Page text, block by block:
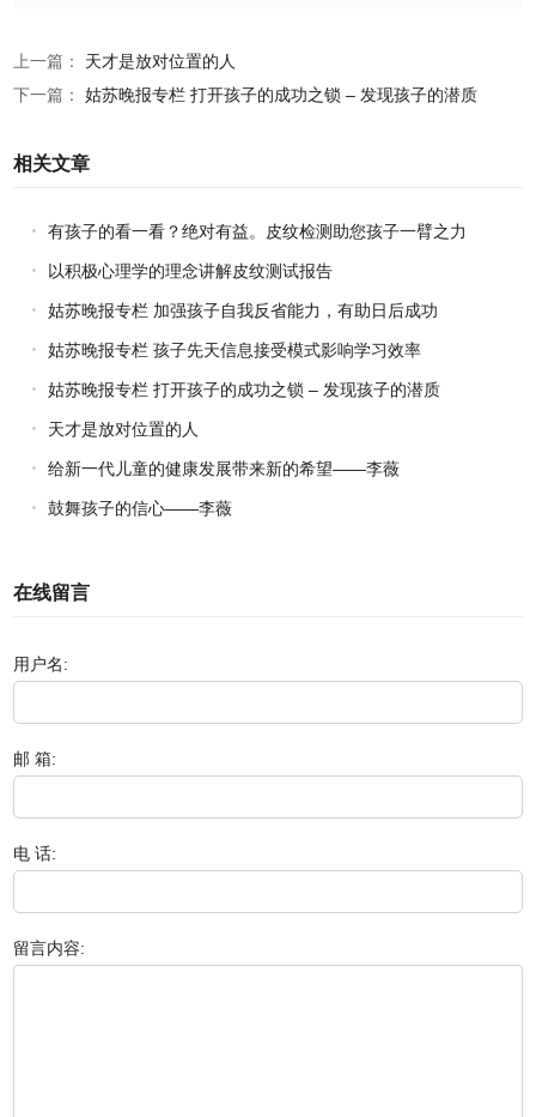
上一篇： 天才是放对位置的人
下一篇：姑苏晚报专栏 打开孩子的成功之锁 – 发现孩子的潜质
相关文章
有孩子的看一看？绝对有益。皮纹检测助您孩子一臂之力
以积极心理学的理念讲解皮纹测试报告
姑苏晚报专栏 加强孩子自我反省能力，有助日后成功
姑苏晚报专栏 孩子先天信息接受模式影响学习效率
姑苏晚报专栏 打开孩子的成功之锁 – 发现孩子的潜质
天才是放对位置的人
给新一代儿童的健康发展带来新的希望——李薇
鼓舞孩子的信心——李薇
在线留言
用户名:
邮 箱:
电 话:
留言内容: